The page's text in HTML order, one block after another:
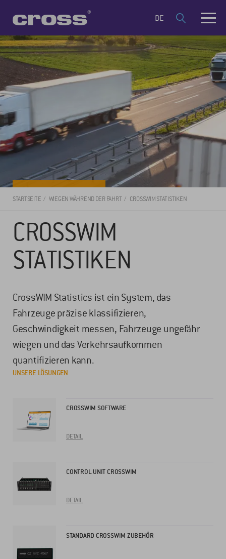
DE
STARTSEITE WIEGEN WÄHREND DER FAHRT CROSSWIM STATISTIKEN
CROSSWIM
STATISTIKEN
CrossWIM Statistics ist ein System, das
Fahrzeuge präzise klassifizieren,
Geschwindigkeit messen, Fahrzeuge ungefähr
wiegen und das Verkehrsaufkommen
quantifizieren kann.
UNSERE LÖSUNGEN
CROSSWIM SOFTWARE
DETAIL
CONTROL UNIT CROSSWIM
DETAIL
STANDARD CROSSWIM ZUBEHÖR